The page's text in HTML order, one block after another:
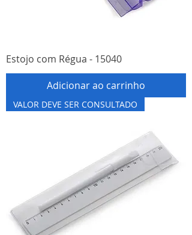
Estojo com Régua - 15040
Adicionar ao carrinho
VALOR DEVE SER CONSULTADO